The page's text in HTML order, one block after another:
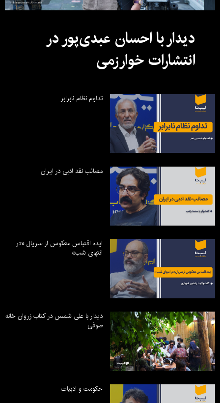
دیدار با احسان عبدی‌پور در
انتشارات خوارزمی
تداوم نظام نابرابر
مصائب نقد ادبی در ایران
ایده اقتباس معکوس از سریال «در
انتهای شب»
دیدار با علی شمس در کتاب زروان خانه
صوفی
حکومت و ادبیات